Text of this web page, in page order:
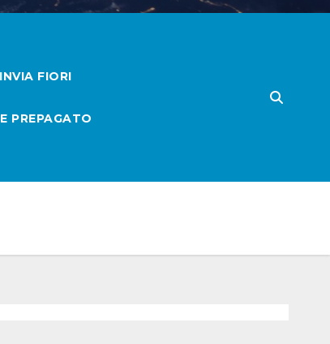
INVIA FIORI
PREPAGATO